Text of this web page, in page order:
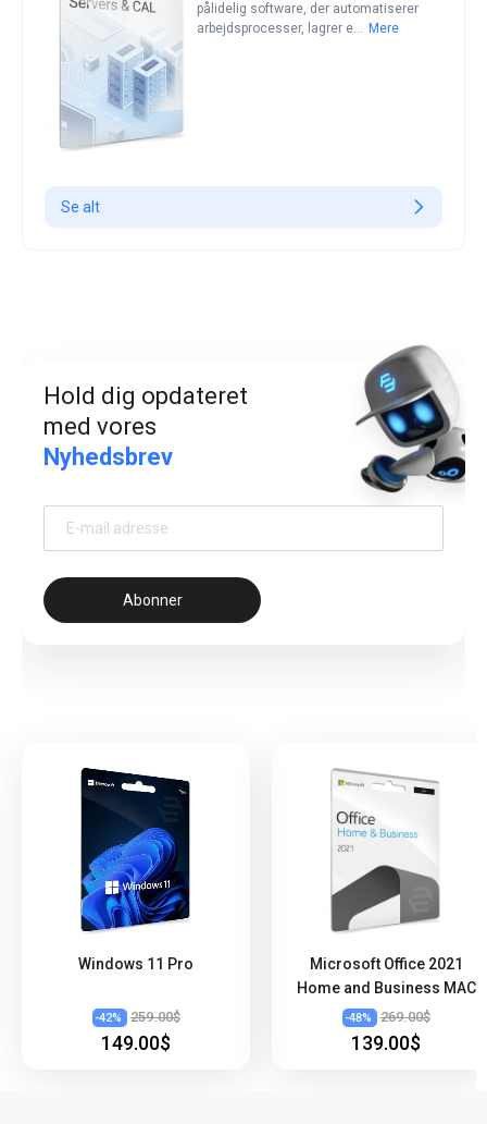
pålidelig software, der automatiserer
arbejdsprocesser, lagrer e... Mere
Se alt
Hold dig opdateret
med vores
Nyhedsbrev
Abonner
Windows 11 Pro
-42% 259.00$
149.00$
Microsoft Office 2021
Home and Business MAC
-48% 269.00$
139.00$